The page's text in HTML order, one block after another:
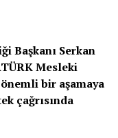
Başkanı Serkan
Mesleki
bir aşamaya
çağrısında